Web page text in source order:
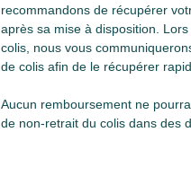
recommandons de récupérer
après sa mise à disposition.
colis, nous vous
de colis afin de le récupérer
Aucun remboursement ne
de non-retrait du colis dans des